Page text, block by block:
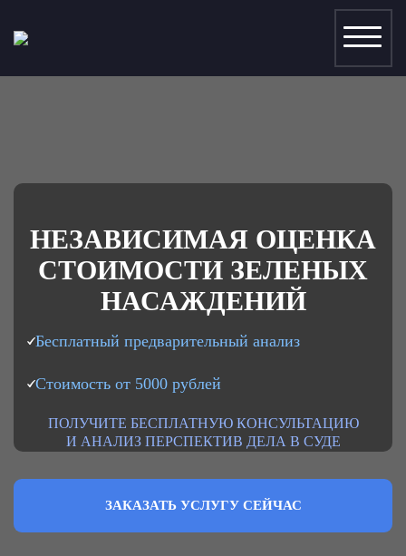
НЕЗАВИСИМАЯ ОЦЕНКА
СТОИМОСТИ ЗЕЛЕНЫХ
НАСАЖДЕНИЙ
Бесплатный предварительный анализ
Стоимость от 5000 рублей
ПОЛУЧИТЕ БЕСПЛАТНУЮ КОНСУЛЬТАЦИЮ
И АНАЛИЗ ПЕРСПЕКТИВ ДЕЛА В СУДЕ
ЗАКАЗАТЬ УСЛУГУ СЕЙЧАС